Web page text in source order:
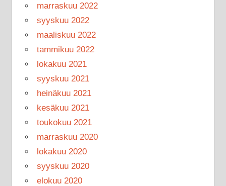
marraskuu 2022
syyskuu 2022
maaliskuu 2022
tammikuu 2022
lokakuu 2021
syyskuu 2021
heinäkuu 2021
kesäkuu 2021
toukokuu 2021
marraskuu 2020
lokakuu 2020
syyskuu 2020
elokuu 2020